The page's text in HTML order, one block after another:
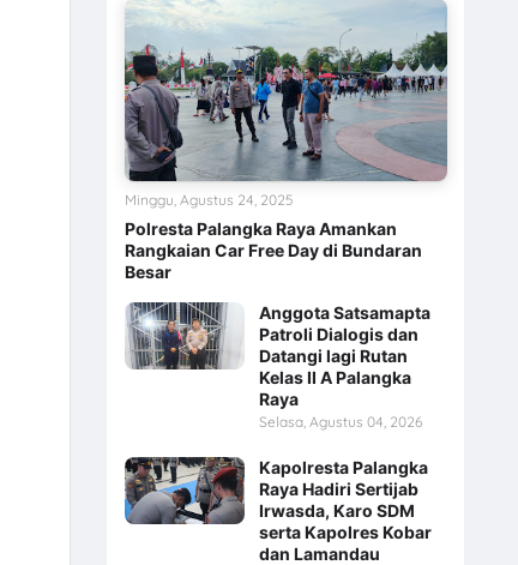
Polresta Palangka Raya Amankan
Rangkaian Car Free Day di Bundaran
Besar
Minggu, Agustus 24, 2025
Anggota Satsamapta
Patroli Dialogis dan
Datangi lagi Rutan
Kelas II A Palangka
Raya
Selasa, Agustus 04, 2026
Kapolresta Palangka
Raya Hadiri Sertijab
Irwasda, Karo SDM
serta Kapolres Kobar
dan Lamandau